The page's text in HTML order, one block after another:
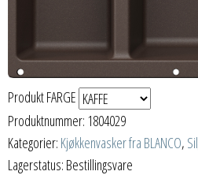
Produkt FARGE
Produktnummer: 1804029
Kategorier: Kjøkkenvasker fra BLANCO,
Lagerstatus: Bestillingsvare